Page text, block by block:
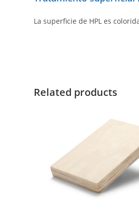
La superficie de HPL es
Related products